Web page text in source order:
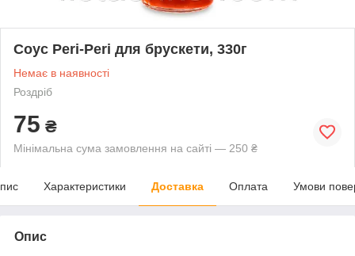
Соус Peri-Peri для брускети, 330г
Немає в наявності
Роздріб
75 ₴
Мінімальна сума замовлення на сайті — 250 ₴
Характеристики Доставка Оплата Умови
Опис